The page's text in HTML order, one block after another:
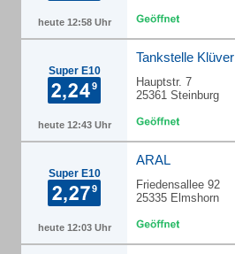
heute 12:58 Uhr
Super E10
heute 12:43 Uhr
Tankstelle Klüver
Hauptstr. 7
25361 Steinburg
Super E10
heute 12:03 Uhr
ARAL
Friedensallee 92
25335 Elmshorn